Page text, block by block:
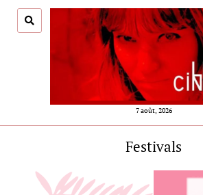
7 août, 2026
Festivals